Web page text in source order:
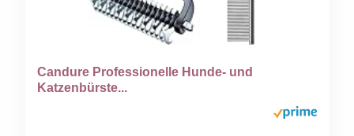
Candure Professionelle Hunde- und
Katzenbürste...